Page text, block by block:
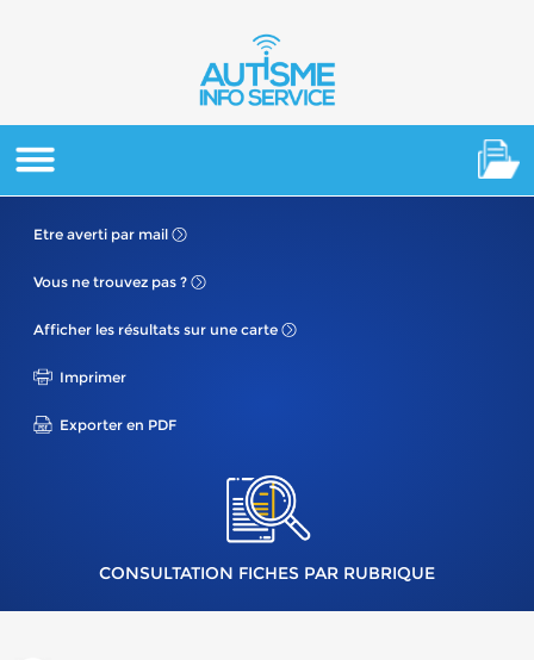
Etre averti par mail
Vous ne trouvez pas ?
Afficher les résultats sur une carte
Imprimer
Exporter en PDF
CONSULTATION FICHES PAR RUBRIQUE